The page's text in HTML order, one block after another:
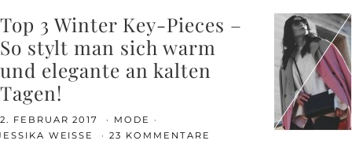
Top 3 Winter Key-Pieces –
So stylt man sich warm
und elegante an kalten
Tagen!
2. FEBRUAR 2017
MODE
WEISSE
23 KOMMENTARE